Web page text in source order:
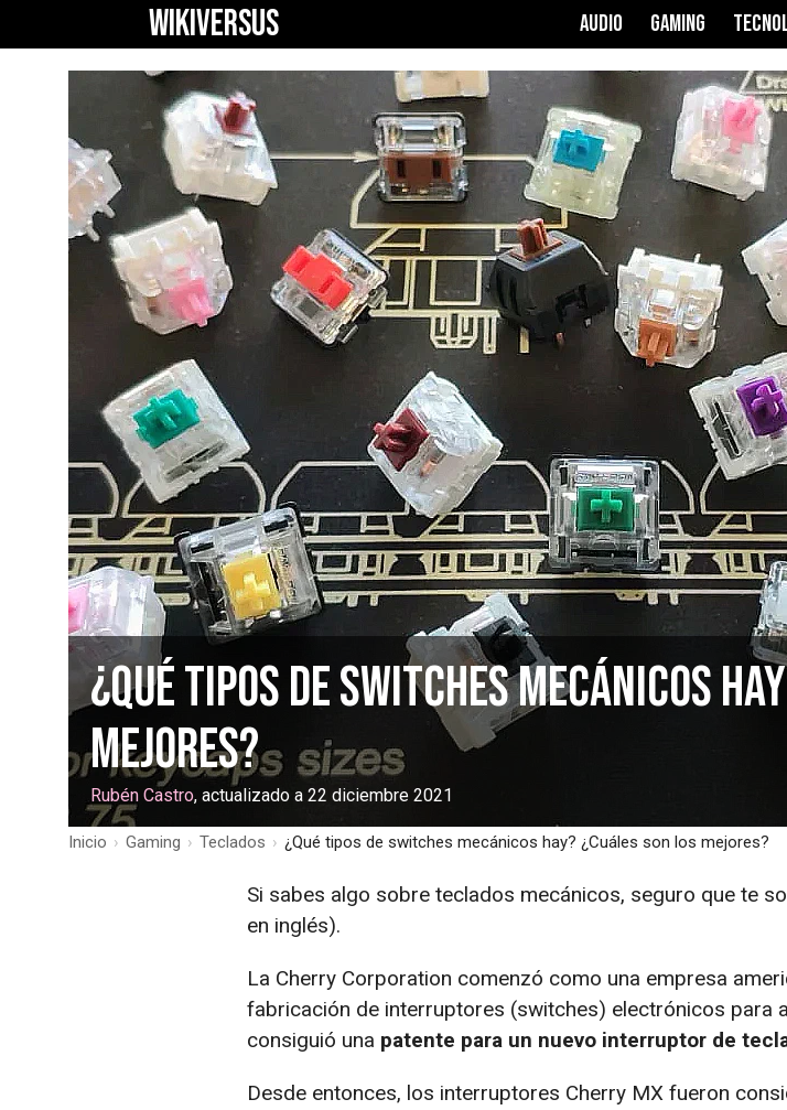
WIKIVERSUS AUDIO GAMING
¿Qué tipos de switches mecánicos
mejores?
Rubén Castro, actualizado a 22 diciembre 2021
Inicio › Gaming › Teclados › ¿Qué tipos de switches mecánicos hay? ¿Cuáles son los mejores?
Si sabes algo sobre teclados mecánicos, seguro que te
en inglés).
La Cherry Corporation comenzó como una empresa
fabricación de interruptores (switches) electrónicos para
consiguió una patente para un nuevo interruptor de
Desde entonces, los interruptores Cherry MX fueron